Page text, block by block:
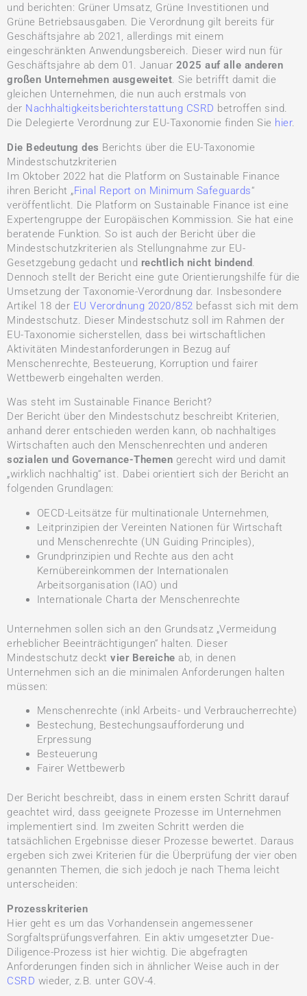
und berichten: Grüner Umsatz, Grüne Investitionen und
Grüne Betriebsausgaben. Die Verordnung gilt bereits für
Geschäftsjahre ab 2021, allerdings mit einem
eingeschränkten Anwendungsbereich. Dieser wird nun für
Geschäftsjahre ab dem 01. Januar 2025 auf alle anderen
großen Unternehmen ausgeweitet. Sie betrifft damit die
gleichen Unternehmen, die nun auch erstmals von
der Nachhaltigkeitsberichterstattung CSRD betroffen sind.
Die Delegierte Verordnung zur EU-Taxonomie finden Sie hier.
Die Bedeutung des Berichts über die EU-Taxonomie
Mindestschutzkriterien
Im Oktober 2022 hat die Platform on Sustainable Finance
ihren Bericht „Final Report on Minimum Safeguards“
veröffentlicht. Die Platform on Sustainable Finance ist eine
Expertengruppe der Europäischen Kommission. Sie hat eine
beratende Funktion. So ist auch der Bericht über die
Mindestschutzkriterien als Stellungnahme zur EU-
Gesetzgebung gedacht und rechtlich nicht bindend
Dennoch stellt der Bericht eine gute Orientierungshilfe für die
Umsetzung der Taxonomie-Verordnung dar. Insbesondere
Artikel 18 der EU Verordnung 2020/852 befasst sich mit dem
Mindestschutz. Dieser Mindestschutz soll im Rahmen der
EU-Taxonomie sicherstellen, dass bei wirtschaftlichen
Aktivitäten Mindestanforderungen in Bezug auf
Menschenrechte, Besteuerung, Korruption und fairer
Wettbewerb eingehalten werden.
Was steht im Sustainable Finance Bericht?
Der Bericht über den Mindestschutz beschreibt Kriterien,
anhand derer entschieden werden kann, ob nachhaltiges
Wirtschaften auch den Menschenrechten und anderen
sozialen und Governance-Themen gerecht wird und damit
„wirklich nachhaltig“ ist. Dabei orientiert sich der Bericht an
folgenden Grundlagen:
OECD-Leitsätze für multinationale Unternehmen,
Leitprinzipien der Vereinten Nationen für Wirtschaft
und Menschenrechte (UN Guiding Principles),
Grundprinzipien und Rechte aus den acht
Kernübereinkommen der Internationalen
Arbeitsorganisation (IAO) und
Internationale Charta der Menschenrechte
Unternehmen sollen sich an den Grundsatz „Vermeidung
erheblicher Beeinträchtigungen“ halten. Dieser
Mindestschutz deckt vier Bereiche ab, in denen
Unternehmen sich an die minimalen Anforderungen halten
müssen:
Menschenrechte (inkl Arbeits- und Verbraucherrechte)
Bestechung, Bestechungsaufforderung und
Erpressung
Besteuerung
Fairer Wettbewerb
Der Bericht beschreibt, dass in einem ersten Schritt darauf
geachtet wird, dass geeignete Prozesse im Unternehmen
implementiert sind. Im zweiten Schritt werden die
tatsächlichen Ergebnisse dieser Prozesse bewertet. Daraus
ergeben sich zwei Kriterien für die Überprüfung der vier oben
genannten Themen, die sich jedoch je nach Thema leicht
unterscheiden:
Prozesskriterien
Hier geht es um das Vorhandensein angemessener
Sorgfaltsprüfungsverfahren. Ein aktiv umgesetzter Due-
Diligence-Prozess ist hier wichtig. Die abgefragten
Anforderungen finden sich in ähnlicher Weise auch in der
CSRD wieder, z.B. unter GOV-4.